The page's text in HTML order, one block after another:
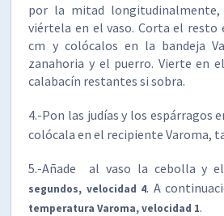
por la mitad
viértela en el vaso. Corta el resto
cm y colócalos en la bandeja
zanahoria y el puerro. Vierte en
calabacín restantes si sobra.
4.-Pon las judías y los espárragos
colócala en el recipiente Varoma,
5.-Añade al vaso la cebolla y
segundos, velocidad 4. A
temperatura Varoma, velocidad 1.